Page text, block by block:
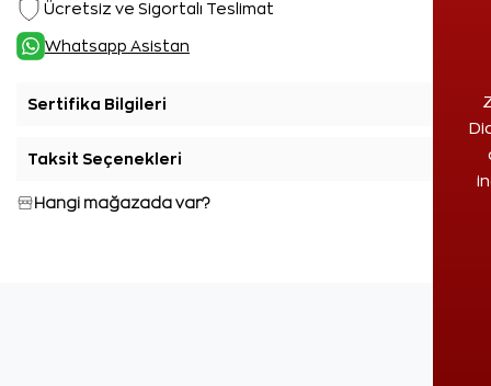
Ücretsiz ve Sigortalı Teslimat
Whatsapp Asistan
Sertifika Bilgileri
Taksit Seçenekleri
Hangi mağazada var?